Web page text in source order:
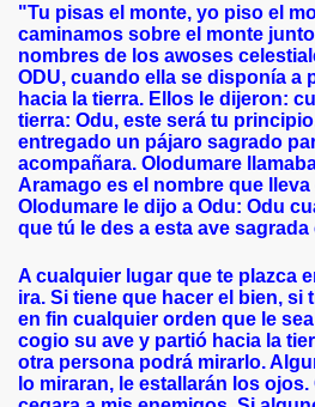
"Tu pisas el monte, yo piso el
caminamos sobre el monte
nombres de los awoses
ODU, cuando ella se disponía a
hacia la tierra. Ellos le dijeron:
tierra: Odu, este será tu
entregado un pájaro sagrado
acompañara. Olodumare
Aramago es el nombre que lleva
Olodumare le dijo a Odu: Odu
que tú le des a esta ave sagrada
A cualquier lugar que te plazca
ira. Si tiene que hacer el bien, si
en fin cualquier orden que le
cogio su ave y partió hacia la
otra persona podrá mirarlo.
lo miraran, le estallarán los ojos.